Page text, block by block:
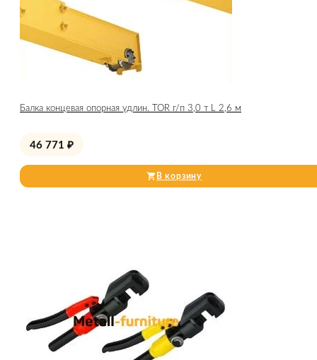
Балка концевая опорная удлин. TOR г/п 3,0 т L 2,6 м
46 771 ₽
В корзину